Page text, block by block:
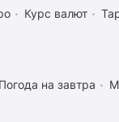
Курс валют
Погода на завтра